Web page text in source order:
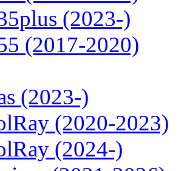
(2023-)
(2017-2020)
(2023-)
(2020-2023)
(2024-)